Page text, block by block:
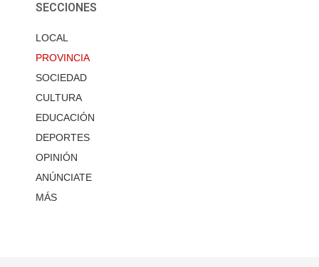
SECCIONES
LOCAL
PROVINCIA
SOCIEDAD
CULTURA
EDUCACIÓN
DEPORTES
OPINIÓN
ANÚNCIATE
MÁS